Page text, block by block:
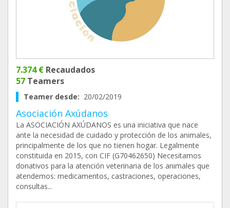
7.374 € Recaudados
57 Teamers
Teamer desde: 20/02/2019
Asociación Axúdanos
La ASOCIACIÓN AXÚDANOS es una iniciativa que nace
ante la necesidad de cuidado y protección de los animales,
principalmente de los que no tienen hogar. Legalmente
constituida en 2015, con CIF (G70462650) Necesitamos
donativos para la atención veterinaria de los animales que
atendemos: medicamentos, castraciones, operaciones,
consultas...